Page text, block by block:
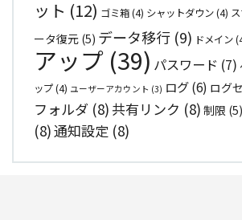
ット (12) ゴミ箱(4) シャットダウン(4)
ータ復元 (5) データ移行 (9) ドメイン
アップ (39) パスワード (7)
ップ(4) ユーザーアカウント (3) ログ(6) ログ
フォルダ (8) 共有リンク (8) 制限 (5)
(8)通知設定 (8)